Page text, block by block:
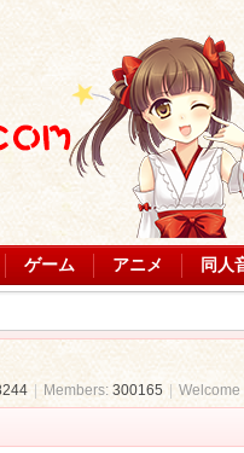
ゲーム アニメ 同人
Members: 300165